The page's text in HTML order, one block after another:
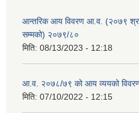
आन्तरिक आय विवरण आ.व. (२०७९
सम्मको) २०७९/८०
मिति: 08/13/2023 - 12:18
आ.व. २०७८/७९ को आय व्ययको
मिति: 07/10/2022 - 12:15